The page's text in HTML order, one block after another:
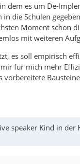
dem es um De-
die Schulen
Moment schon
mit weiteren
es soll empirisch
für mich mehr
vorbereitete
speaker Kind in der